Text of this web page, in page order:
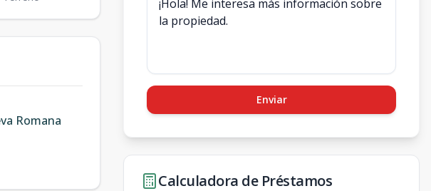
Romana
Enviar
Calculadora de Préstamos